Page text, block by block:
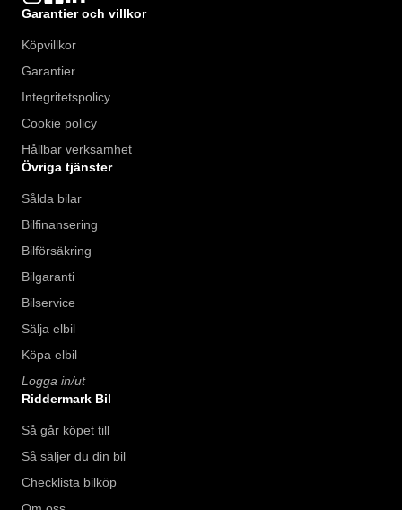
Garantier och villkor
Köpvillkor
Garantier
Integritetspolicy
Cookie policy
Hållbar verksamhet
Övriga tjänster
Sålda bilar
Bilfinansering
Bilförsäkring
Bilgaranti
Bilservice
Sälja elbil
Köpa elbil
Logga in/ut
Riddermark Bil
Så går köpet till
Så säljer du din bil
Checklista bilköp